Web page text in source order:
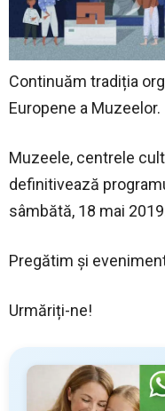
Continuăm tradiția
Europene a Muzeelor.
Muzeele, centrele
definitivează
sâmbătă, 18 mai
Pregătim și
Urmăriți-ne!